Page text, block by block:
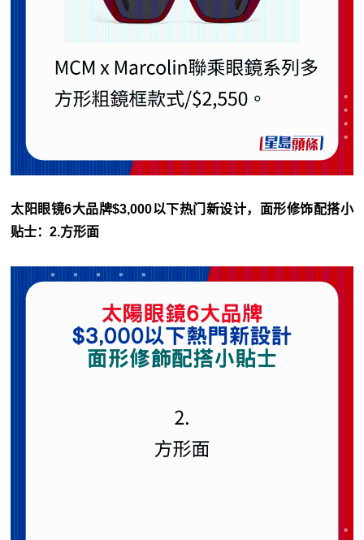
太阳眼镜6大品牌$3,000以下热门新设计，面形修饰配搭小
贴士：2.方形面